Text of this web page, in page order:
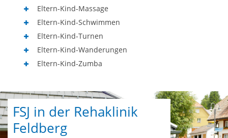
Eltern-Kind-Massage
Eltern-Kind-Schwimmen
Eltern-Kind-Turnen
Eltern-Kind-Wanderungen
Eltern-Kind-Zumba
FSJ in der Rehaklinik
Feldberg